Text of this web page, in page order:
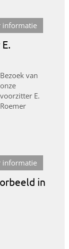
informatie
Bezoek van
onze
voorzitter E.
Roemer
informatie
in